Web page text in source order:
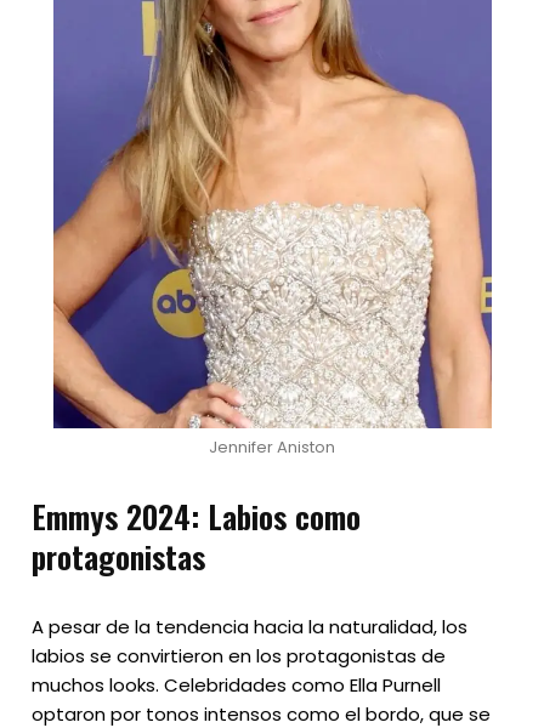
Jennifer Aniston
Emmys 2024: Labios como
protagonistas
A pesar de la tendencia hacia la naturalidad, los
labios se convirtieron en los protagonistas de
muchos looks. Celebridades como Ella Purnell
optaron por tonos intensos como el bordo, que se